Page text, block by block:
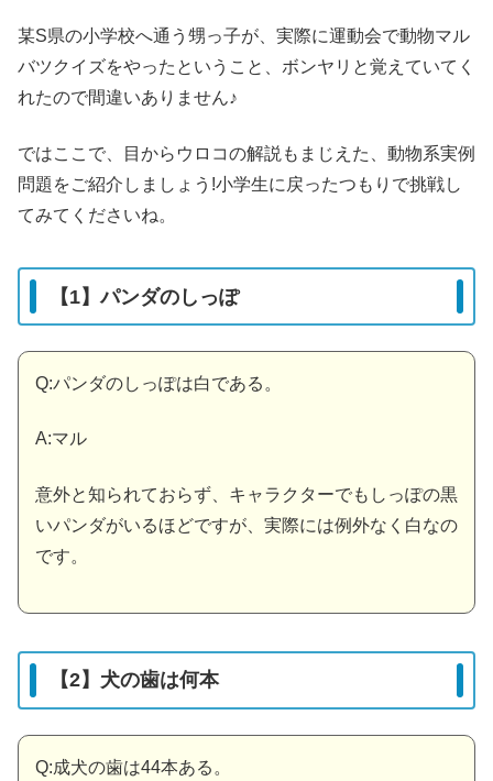
某S県の小学校へ通う甥っ子が、実際に運動会で動物マル
バツクイズをやったということ、ボンヤリと覚えていてく
れたので間違いありません♪
ではここで、目からウロコの解説もまじえた、動物系実例
問題をご紹介しましょう!小学生に戻ったつもりで挑戦し
てみてくださいね。
【1】パンダのしっぽ
Q:パンダのしっぽは白である。
A:マル
意外と知られておらず、キャラクターでもしっぽの黒
いパンダがいるほどですが、実際には例外なく白なの
です。
【2】犬の歯は何本
Q:成犬の歯は44本ある。